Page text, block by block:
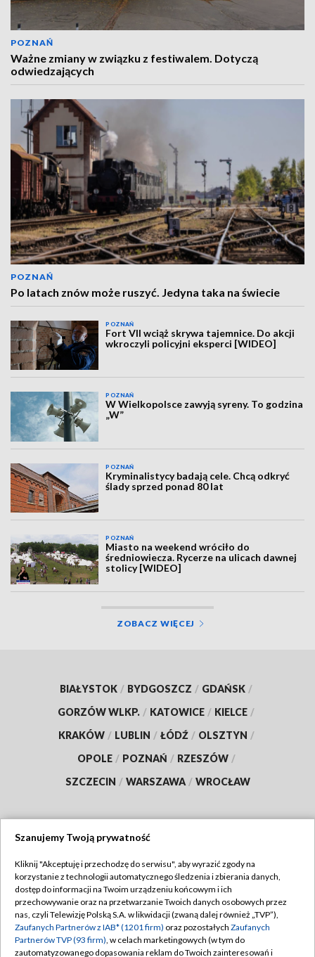
POZNAŃ
Ważne zmiany w związku z festiwalem. Dotyczą
odwiedzających
POZNAŃ
Po latach znów może ruszyć. Jedyna taka na świecie
POZNAŃ
Fort VII wciąż skrywa tajemnice. Do akcji
wkroczyli policyjni eksperci [WIDEO]
POZNAŃ
W Wielkopolsce zawyją syreny. To godzina
„W”
POZNAŃ
Kryminalistycy badają cele. Chcą odkryć
ślady sprzed ponad 80 lat
POZNAŃ
Miasto na weekend wróciło do
średniowiecza. Rycerze na ulicach dawnej
stolicy [WIDEO]
ZOBACZ WIĘCEJ
BIAŁYSTOK / BYDGOSZCZ / GDAŃSK /
GORZÓW WLKP. / KATOWICE / KIELCE /
KRAKÓW / LUBLIN / ŁÓDŹ / OLSZTYN /
OPOLE / POZNAŃ / RZESZÓW /
SZCZECIN / WARSZAWA / WROCŁAW
TVP
Abonament TVP
Emisja w TVP
Centrum informacji TVP
Regulamin TVP
Polityka prywatności
Moje zgody
Szanujemy Twoją prywatność
Kliknij "Akceptuję i przechodzę do serwisu", aby wyrazić zgody na
korzystanie z technologii automatycznego śledzenia i zbierania danych,
dostęp do informacji na Twoim urządzeniu końcowym i ich
przechowywanie oraz na przetwarzanie Twoich danych osobowych przez
nas, czyli Telewizję Polską S.A. w likwidacji (zwaną dalej również „TVP”),
Zaufanych Partnerów z IAB* (1201 firm) oraz pozostałych Zaufanych
Partnerów TVP (93 firm), w celach marketingowych (w tym do
zautomatyzowanego dopasowania reklam do Twoich zainteresowań i